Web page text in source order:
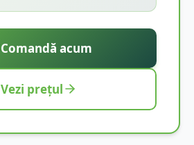
Comandă acum
Vezi prețul